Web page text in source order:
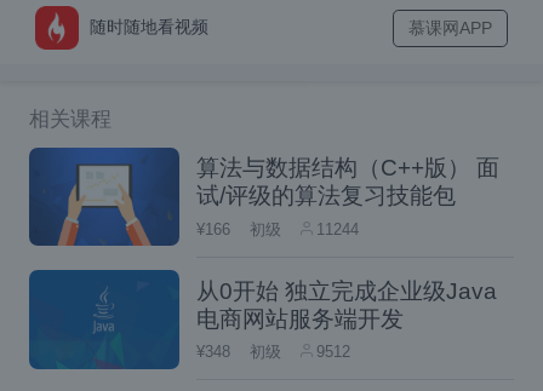
setTarget 方法是设置真正的代理对象。这
解死循环？]一文中大家已经接触过了。
addInterface，基于 JDK 的动态代理是需
要有接口的，这个方法就是设置代理对象
addAdvice 方法就是添加增强/通知。
最后通过 getProxy 方法获取到一个代理对
随时随地看视频 慕课网APP
相关课程
算法与数据结构（C++版） 面
试/评级的算法复习技能包
¥166 初级 11244
从0开始 独立完成企业级Java
电商网站服务端开发
¥348 初级 9512